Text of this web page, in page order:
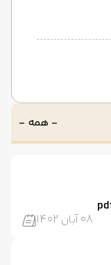
- همه -
08 آبان 1402